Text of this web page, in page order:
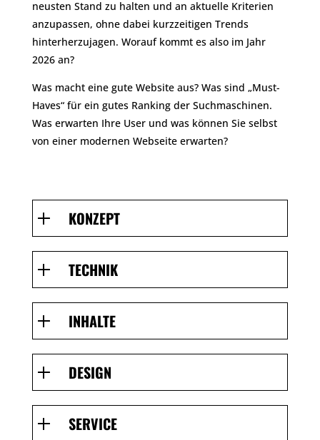
neusten Stand zu halten und an aktuelle Kriterien
anzupassen, ohne dabei kurzzeitigen Trends
hinterherzujagen. Worauf kommt es also im Jahr
2026an?
Was macht eine gute Website aus? Was sind „Must-
Haves“ für ein gutes Ranking der Suchmaschinen.
Was erwarten Ihre User und was können Sie selbst
von einer modernen Webseite erwarten?
KONZEPT
TECHNIK
INHALTE
DESIGN
SERVICE